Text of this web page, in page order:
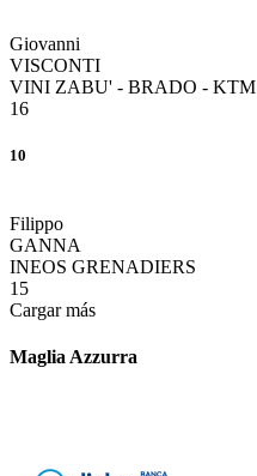
Giovanni
VISCONTI
VINI ZABU' - BRADO - KTM
16
10
Filippo
GANNA
INEOS GRENADIERS
15
Cargar más
Maglia Azzurra